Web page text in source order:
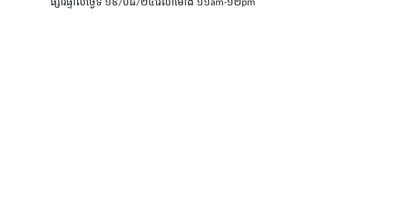
ផ្សារផ្ទាល់ថ្ងៃទី ១៩/០៨/២៥វេលាម៉ោង ១១am-១២pm